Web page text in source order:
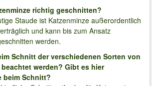
richtig geschnitten?
Staude ist Katzenminze außerordentlich
und kann bis zum Ansatz
werden.
Schnitt der verschiedenen Sorten von
beachtet werden? Gibt es hier
beim Schnitt?